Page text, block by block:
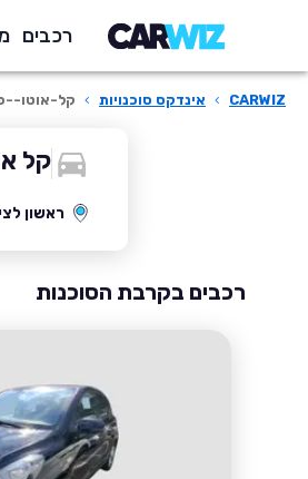
רכבים
CARWIZ
› אינדקס סוכנויות › קל-אוטו--
קל
ראשון
רכבים בקרבת הסוכנות